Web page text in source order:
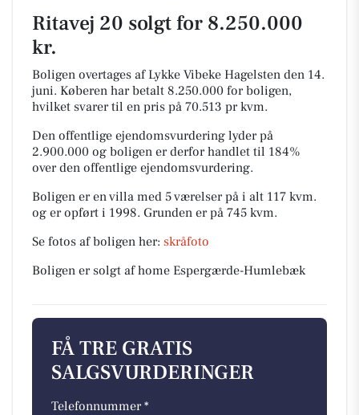
Ritavej 20 solgt for 8.250.000
kr.
Boligen overtages af Lykke Vibeke Hagelsten den 14.
juni. Køberen har betalt 8.250.000 for boligen,
hvilket svarer til en pris på 70.513 pr kvm.
Den offentlige ejendomsvurdering lyder på
2.900.000 og boligen er derfor handlet til 184%
over den offentlige ejendomsvurdering.
Boligen er en villa med 5 værelser på i alt 117 kvm.
og er opført i 1998. Grunden er på 745 kvm.
Se fotos af boligen her: skråfoto
Boligen er solgt af home Espergærde-Humlebæk
FÅ TRE GRATIS
SALGSVURDERINGER
Telefonnummer *